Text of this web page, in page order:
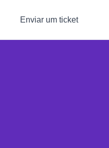
Enviar um ticket